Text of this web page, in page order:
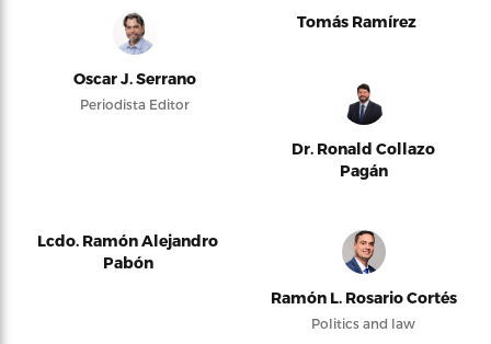
Oscar J. Serrano
Periodista Editor
Tomás Ramírez
Dr. Ronald Collazo
Pagán
Lcdo. Ramón Alejandro
Pabón
Ramón L. Rosario Cortés
Politics and law